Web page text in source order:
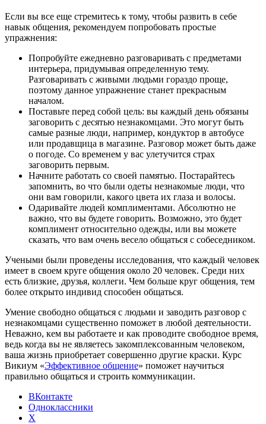
Если вы все еще стремитесь к тому, чтобы развить в себе
навык общения, рекомендуем попробовать простые
упражнения:
Попробуйте ежедневно разговаривать с предметами
интерьера, придумывая определенную тему.
Разговаривать с живыми людьми гораздо проще,
поэтому данное упражнение станет прекрасным
началом.
Поставьте перед собой цель: вы каждый день обязаны
заговорить с десятью незнакомцами. Это могут быть
самые разные люди, например, кондуктор в автобусе
или продавщица в магазине. Разговор может быть даже
о погоде. Со временем у вас улетучится страх
заговорить первым.
Начните работать со своей памятью. Постарайтесь
запомнить, во что были одеты незнакомые люди, что
они вам говорили, какого цвета их глаза и волосы.
Одаривайте людей комплиментами. Абсолютно не
важно, что вы будете говорить. Возможно, это будет
комплимент относительно одежды, или вы можете
сказать, что вам очень весело общаться с собеседником.
Учеными были проведены исследования, что каждый человек
имеет в своем круге общения около 20 человек. Среди них
есть близкие, друзья, коллеги. Чем больше круг общения, тем
более открыто индивид способен общаться.
Умение свободно общаться с людьми и заводить разговор с
незнакомцами существенно поможет в любой деятельности.
Неважно, кем вы работаете и как проводите свободное время,
ведь когда вы не являетесь закомплексованным человеком,
ваша жизнь приобретает совершенно другие краски. Курс
Викиум «Эффективное общение» поможет научиться
правильно общаться и строить коммуникации.
ВКонтакте
Одноклассники
X